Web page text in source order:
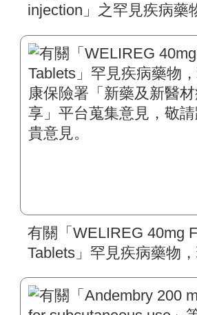
injection」之罕見疾病藥
分享」平台蒐集意見，
寶貴意見。
有關「WELIREG 40mg
Tablets」罕見疾病藥物
享」平台蒐集意見，敬請